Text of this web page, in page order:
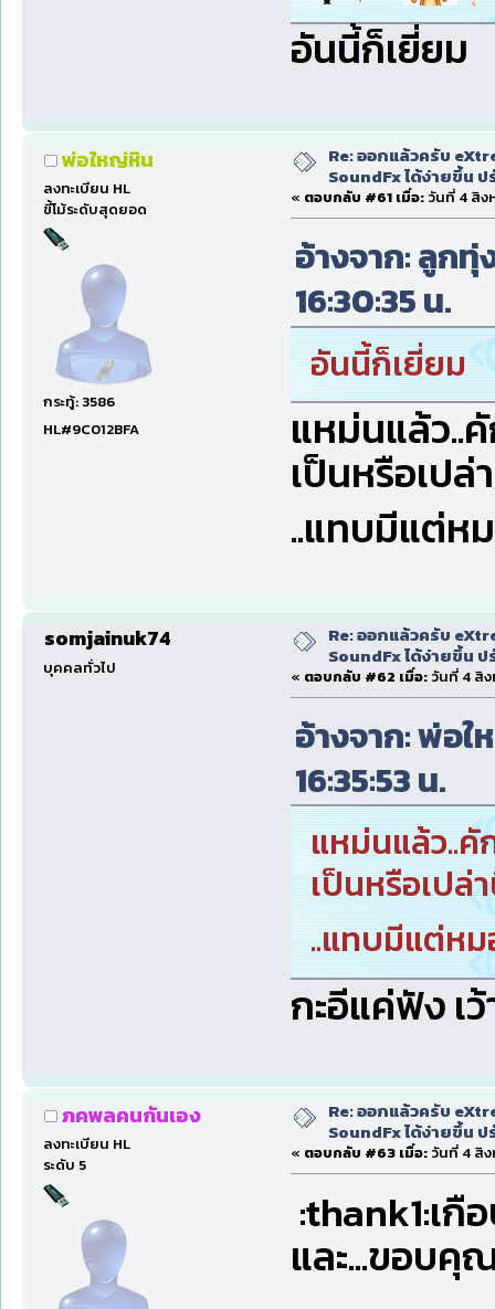
อันนี้ก็เยี่ยม
พ่อใหญ่หิน
ลงทะเบียน HL
ขี้โม้ระดับสุดยอด
กระทู้: 3586
HL#9C012BFA
Re: ออกแล้วครับ
SoundFx ได้ง่ายขึ้น
« ตอบกลับ #61 เมื่อ: วันที่ 4 สิง
อ้างจาก: ลูก
16:30:35 น.
อันนี้ก็เยี่ยม
แหม่นแล้ว..
เป็นหรือเปล่
..แทบมีแต่ห
somjainuk74
บุคคลทั่วไป
Re: ออกแล้วครับ
SoundFx ได้ง่ายขึ้น
« ตอบกลับ #62 เมื่อ: วันที่ 4 สิ
อ้างจาก: พ่อ
16:35:53 น.
แหม่นแล้ว..
เป็นหรือเปล่
..แทบมีแต่หม
กะอีแค่ฟัง เ
ภคพลคนกันเอง
ลงทะเบียน HL
ระดับ 5
Re: ออกแล้วครับ
SoundFx ได้ง่ายขึ้น
« ตอบกลับ #63 เมื่อ: วันที่ 4 สิ
:thank1:เกื
และ...ขอบคุ